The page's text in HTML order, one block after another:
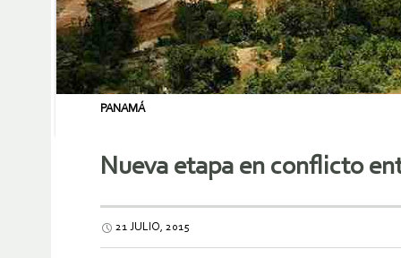
PANAMÁ
Nueva etapa en conflicto
21 JULIO, 2015